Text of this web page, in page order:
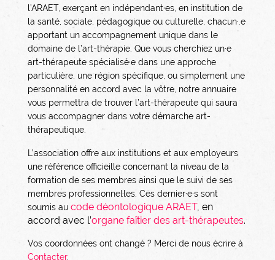
l’ARAET, exerçant en indépendant·es, en institution de
la santé, sociale, pédagogique ou culturelle, chacun·.e
apportant un accompagnement unique dans le
domaine de l’art-thérapie. Que vous cherchiez un·e
art-thérapeute spécialisé·e dans une approche
particulière, une région spécifique, ou simplement une
personnalité en accord avec la vôtre, notre annuaire
vous permettra de trouver l’art-thérapeute qui saura
vous accompagner dans votre démarche art-
thérapeutique.
L’association offre aux institutions et aux employeurs
une référence officieille concernant la niveau de la
formation de ses membres ainsi que le suivi de ses
membres professionnel·les. Ces dernier·e·s sont
soumis au code déontologique ARAET, en
accord avec l’organe faîtier des art-thérapeutes.
Vos coordonnées ont changé ? Merci de nous écrire à
Contacter.